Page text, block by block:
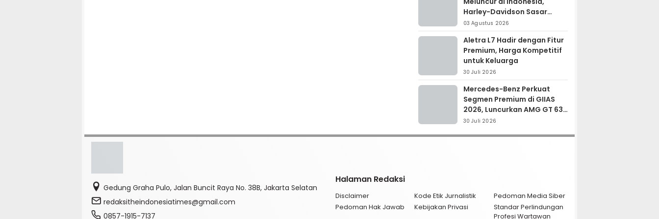
Harley-Davidson Sasar
Kolektor Motor Premium
03 Agustus 2026
Aletra L7 Hadir dengan Fitur
Premium, Harga Kompetitif
untuk Keluarga
30 Juli 2026
Mercedes-Benz Perkuat
Segmen Premium di GIIAS
2026, Luncurkan AMG GT 63
PRO dan GLC 200
30 Juli 2026
Gedung Graha Pulo, Jalan Buncit Raya No. 38B, Jakarta Selatan
redaksitheindonesiatimes@gmail.com
0857-1915-7137
Halaman Redaksi
Disclaimer Kode Etik Jurnalistik
Pedoman Media Siber
Pedoman Hak Jawab
Kebijakan Privasi
Standar Perlindungan
Profesi Wartawan